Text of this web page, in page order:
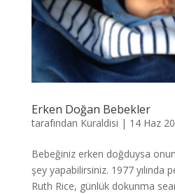
Erken Doğan Bebekler
tarafından Kuraldisi | 14 Haz
Bebeğiniz erken doğduysa
şey yapabilirsiniz. 1977 yılında
Ruth Rice, günlük dokunma